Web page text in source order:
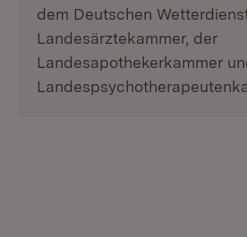
dem Deutschen
Landesärztekammer, der
Landesapothekerkammer